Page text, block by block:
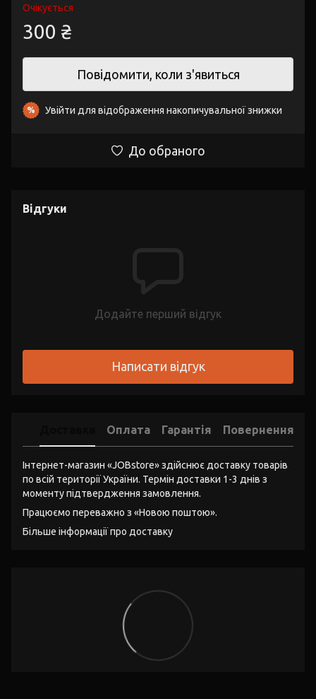
Очікується
300 ₴
Повідомити, коли з'явиться
% Увійти для відображення накопичувальної знижки
До обраного
Відгуки
Додайте перший відгук
Написати відгук
Оплата Гарантія Повернення
Інтернет-магазин «JOBstore» здійснює доставку товарів
по всій території України. Термін доставки 1-3 днів з
моменту підтвердження замовлення.
Працюємо переважно з «Новою поштою».
Більше інформації про доставку